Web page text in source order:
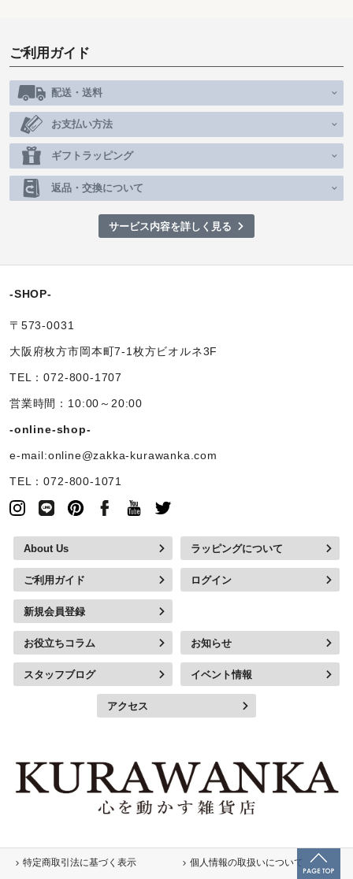
ご利用ガイド
配送・送料
お支払い方法
ギフトラッピング
返品・交換について
サービス内容を詳しく見る
-SHOP-
〒573-0031
大阪府枚方市岡本町7-1枚方ビオルネ3F
TEL：072-800-1707
営業時間：10:00～20:00
-online-shop-
e-mail:online@zakka-kurawanka.com
TEL：072-800-1071
About Us ラッピングについて
ご利用ガイド ログイン
新規会員登録
お役立ちコラム お知らせ
スタッフブログ イベント情報
アクセス
特定商取引法に基づく表示
個人情報の取扱いについて